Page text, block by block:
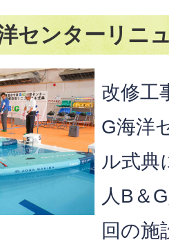
センターリニ
改修工
G海洋
ル式典
人B＆
回の施